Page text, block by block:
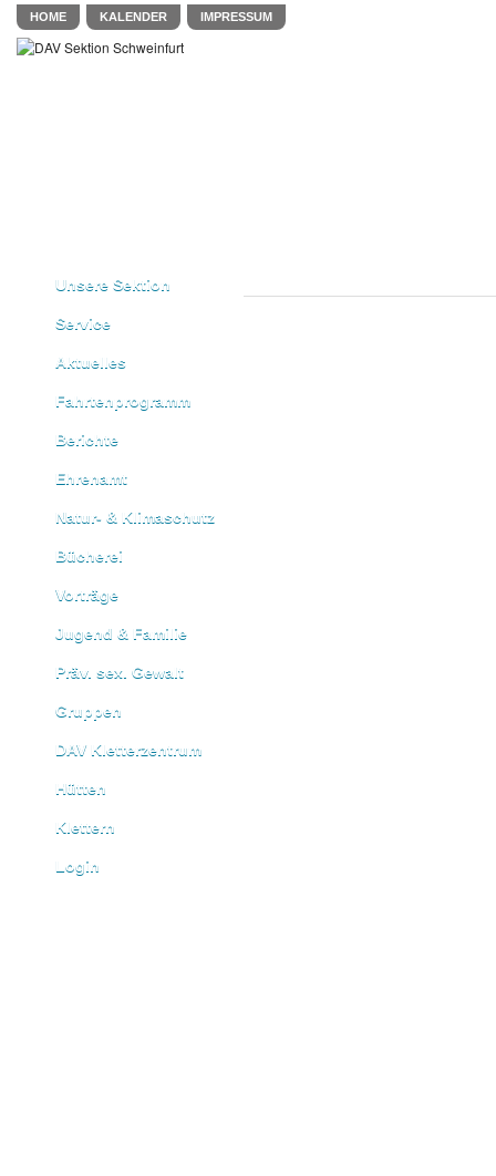
HOME KALENDER IMPRESSUM
Unsere Sektion
Service
Aktuelles
Fahrtenprogramm
Berichte
Ehrenamt
Natur- & Klimaschutz
Bücherei
Vorträge
Jugend & Familie
Präv. sex. Gewalt
Gruppen
DAV Kletterzentrum
Hütten
Klettern
Login